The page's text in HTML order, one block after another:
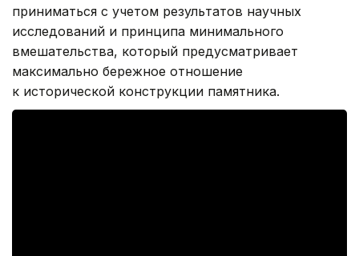
приниматься с учетом результатов научных
исследований и принципа минимального
вмешательства, который предусматривает
максимально бережное отношение
к исторической конструкции памятника.